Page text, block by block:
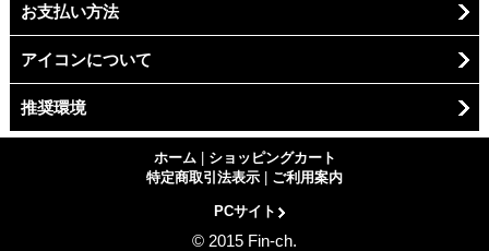
お支払い方法
アイコンについて
推奨環境
ホーム | ショッピングカート
特定商取引法表示 | ご利用案内
PCサイト
© 2015 Fin-ch.